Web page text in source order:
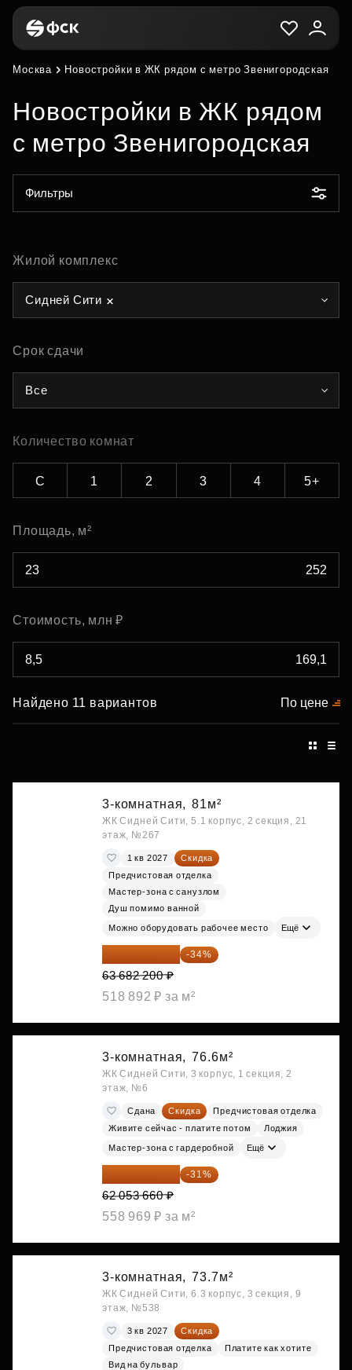
Москва Новостройки в ЖК рядом с метро Звенигородская
Новостройки в ЖК рядом
с метро Звенигородская
Фильтры
Жилой комплекс
Сидней Сити
Срок сдачи
Все
Количество комнат
С 1 2 3 4 5+
Площадь, м²
Стоимость, млн ₽
Найдено 11 вариантов По цене
3-комнатная, 81м²
ЖК Сидней Сити, 5.1 корпус, 2 секция, 21
этаж, №267
1 кв 2027
Скидка
Предчистовая отделка
Мастер-зона с санузлом
Душ помимо ванной
Можно оборудовать рабочее место Ещё
42 030 252 ₽ -34%
63 682 200 ₽
518 892 ₽ за м²
3-комнатная, 76.6м²
ЖК Сидней Сити, 3 корпус, 1 секция, 2
этаж, №6
Сдана Скидка
Предчистовая отделка
Живите сейчас - платите потом
Лоджия
Мастер-зона с гардеробной Ещё
42 817 025 ₽ -31%
62 053 660 ₽
558 969 ₽ за м²
3-комнатная, 73.7м²
ЖК Сидней Сити, 6.3 корпус, 3 секция, 9
этаж, №538
3 кв 2027
Скидка
Предчистовая отделка
Платите как хотите
Вид на бульвар